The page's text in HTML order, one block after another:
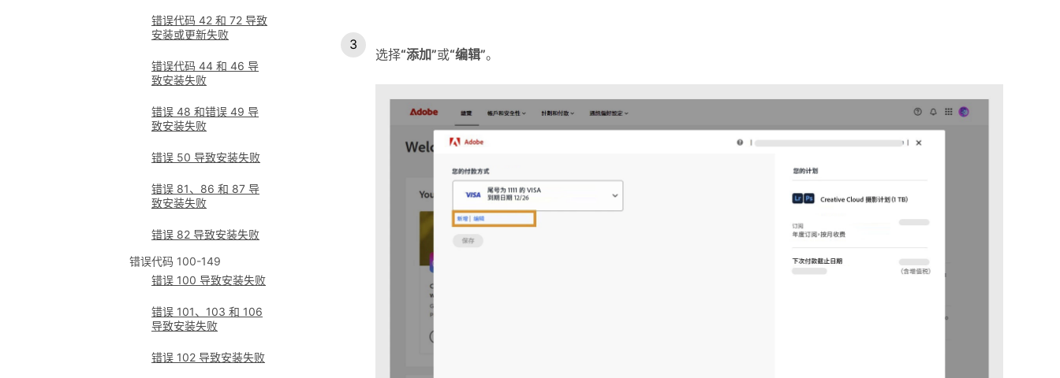
错误代码 42 和 72 导致
安装或更新失败
错误代码 44 和 46 导
致安装失败
错误 48 和错误 49 导
致安装失败
错误 50 导致安装失败
错误 81、86 和 87 导
致安装失败
错误 82 导致安装失败
错误代码 100-149
错误 100 导致安装失败
错误 101、103 和 106
导致安装失败
错误 102 导致安装失败
选择“添加”或“编辑”。